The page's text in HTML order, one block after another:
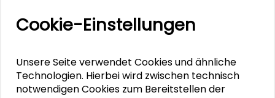
Teilnehmern aus Politik, Kommunalverwaltung und
Wohnungswirtschaft sowie Vertretern von
Arbeitsalltag - mit sehr unterschiedlichen
Ansätzen, mögliche Wege zur Integration
ausländischer Mitbürger zu beschreiten.
Cookie-Einstellungen
Unsere Seite verwendet Cookies und ähnliche
Technologien. Hierbei wird zwischen technisch
notwendigen Cookies zum Bereitstellen der